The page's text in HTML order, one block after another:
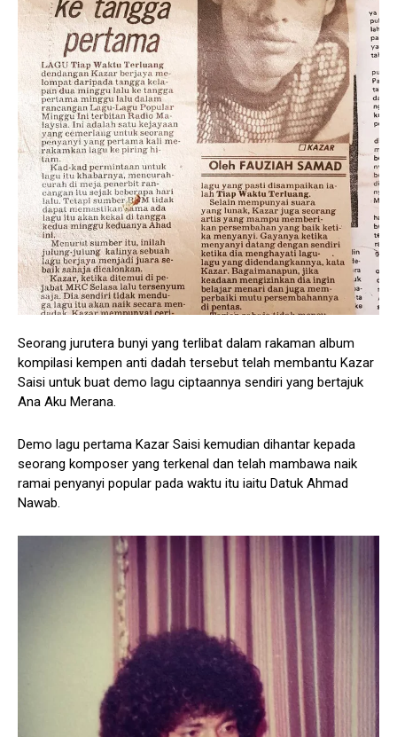
Seorang jurutera bunyi yang terlibat dalam rakaman album
kompilasi kempen anti dadah tersebut telah membantu Kazar
Saisi untuk buat demo lagu ciptaannya sendiri yang bertajuk
Ana Aku Merana.
Demo lagu pertama Kazar Saisi kemudian dihantar kepada
seorang komposer yang terkenal dan telah mambawa naik
ramai penyanyi popular pada waktu itu iaitu Datuk Ahmad
Nawab.